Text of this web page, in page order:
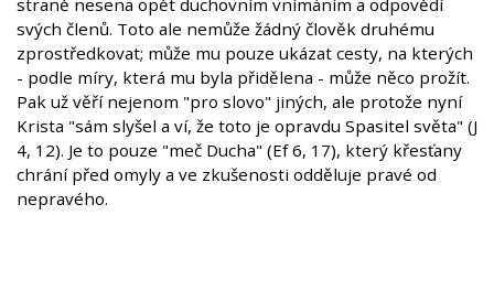
svých členů. Toto ale nemůže žádný člověk druhému
zprostředkovat; může mu pouze ukázat cesty, na kterých
- podle míry, která mu byla přidělena - může něco prožít.
Pak už věří nejenom "pro slovo" jiných, ale protože nyní
Krista "sám slyšel a ví, že toto je opravdu Spasitel světa" (J
4, 12). Je to pouze "meč Ducha" (Ef 6, 17), který křesťany
chrání před omyly a ve zkušenosti odděluje pravé od
nepravého.